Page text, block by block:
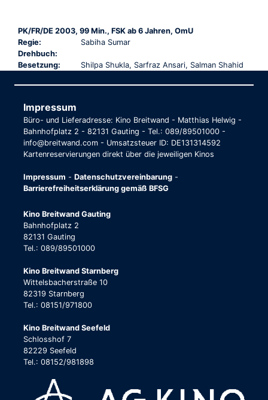
PK/FR/DE 2003, 99 Min., FSK ab 6 Jahren, OmU
Regie:
Sabiha Sumar
Drehbuch:
Besetzung:
Shilpa Shukla, Sarfraz Ansari, Salman Shahid
Impressum
Büro- und Lieferadresse: Kino Breitwand - Matthias Helwig -
Bahnhofplatz 2 - 82131 Gauting - Tel.: 089/89501000 -
info@breitwand.com - Umsatzsteuer ID: DE131314592
Kartenreservierungen direkt über die jeweiligen Kinos
Impressum - Datenschutzvereinbarung -
Barrierefreiheitserklärung gemäß BFSG
Kino Breitwand Gauting
Bahnhofplatz 2
82131 Gauting
Tel.: 089/89501000
Kino Breitwand Starnberg
Wittelsbacherstraße 10
82319 Starnberg
Tel.: 08151/971800
Kino Breitwand Seefeld
Schlosshof 7
82229 Seefeld
Tel.: 08152/981898